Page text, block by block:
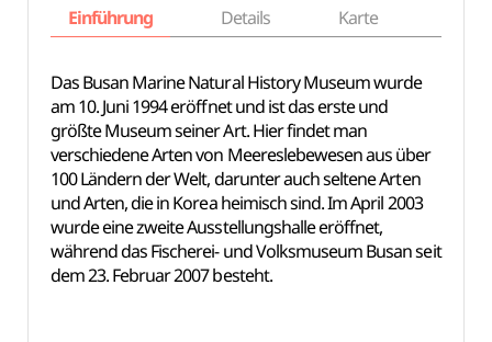
Einführung Details Karte
Das Busan Marine Natural History Museum wurde
am 10. Juni 1994 eröffnet und ist das erste und
größte Museum seiner Art. Hier findet man
verschiedene Arten von Meereslebewesen aus über
100 Ländern der Welt, darunter auch seltene Arten
und Arten, die in Korea heimisch sind. Im April 2003
wurde eine zweite Ausstellungshalle eröffnet,
während das Fischerei- und Volksmuseum Busan seit
dem 23. Februar 2007 besteht.